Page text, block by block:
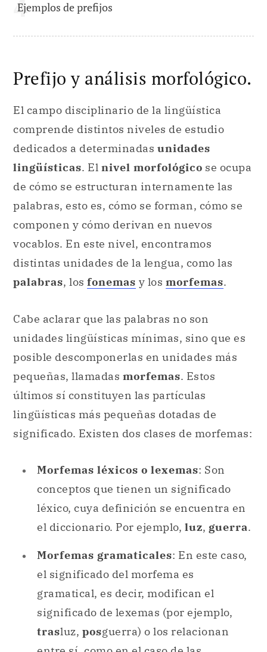
Ejemplos de prefijos
Prefijo y análisis morfológico.
El campo disciplinario de la lingüística
comprende distintos niveles de estudio
dedicados a determinadas unidades
lingüísticas. El nivel morfológico se ocupa
de cómo se estructuran internamente las
palabras, esto es, cómo se forman, cómo se
componen y cómo derivan en nuevos
vocablos. En este nivel, encontramos
distintas unidades de la lengua, como las
palabras, los fonemas y los morfemas.
Cabe aclarar que las palabras no son
unidades lingüísticas mínimas, sino que es
posible descomponerlas en unidades más
pequeñas, llamadas morfemas. Estos
últimos sí constituyen las partículas
lingüísticas más pequeñas dotadas de
significado. Existen dos clases de morfemas:
Morfemas léxicos o lexemas: Son
conceptos que tienen un significado
léxico, cuya definición se encuentra en
el diccionario. Por ejemplo, luz, guerra.
Morfemas gramaticales: En este caso,
el significado del morfema es
gramatical, es decir, modifican el
significado de lexemas (por ejemplo,
trasluz, posguerra) o los relacionan